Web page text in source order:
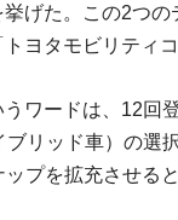
げた。この2つ
ヨタモビリティ
うワードは、12
リッド車）の選
プを拡充させる